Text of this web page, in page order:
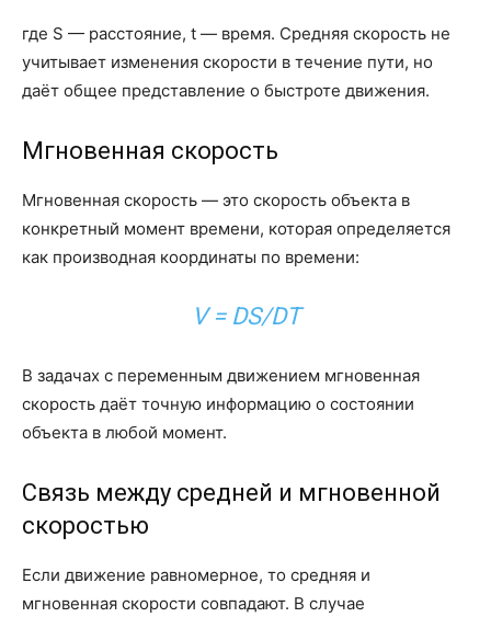
где S — расстояние, t — время. Средняя скорость не
учитывает изменения скорости в течение пути, но
даёт общее представление о быстроте движения.
Мгновенная скорость
Мгновенная скорость — это скорость объекта в
конкретный момент времени, которая определяется
как производная координаты по времени:
V = DS/DT
В задачах с переменным движением мгновенная
скорость даёт точную информацию о состоянии
объекта в любой момент.
Связь между средней и мгновенной
скоростью
Если движение равномерное, то средняя и
мгновенная скорости совпадают. В случае